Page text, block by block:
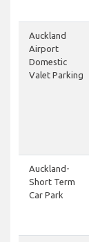
Auckland
Airport
Domestic
Valet Parking
Auckland-
Short Term
Car Park